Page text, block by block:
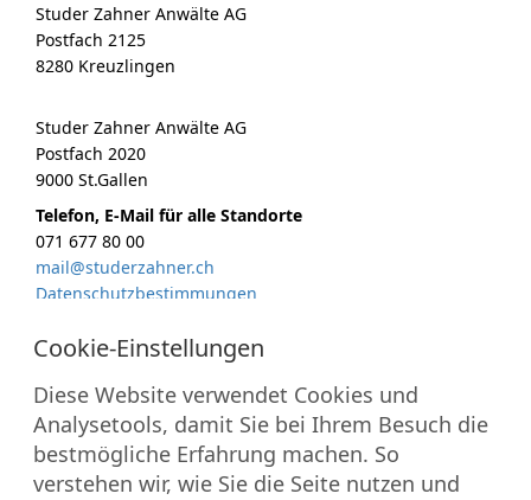
Studer Zahner Anwälte AG
Postfach 2125
8280 Kreuzlingen
Studer Zahner Anwälte AG
Postfach 2020
9000 St.Gallen
Telefon, E-Mail für alle Standorte
071 677 80 00
mail@studerzahner.ch
Datenschutzbestimmungen
MITGLIEDSCHAFTEN
Diese Website verwendet Cookies und
Analysetools, damit Sie bei Ihrem Besuch die
bestmögliche Erfahrung machen. So
verstehen wir, wie Sie die Seite nutzen und